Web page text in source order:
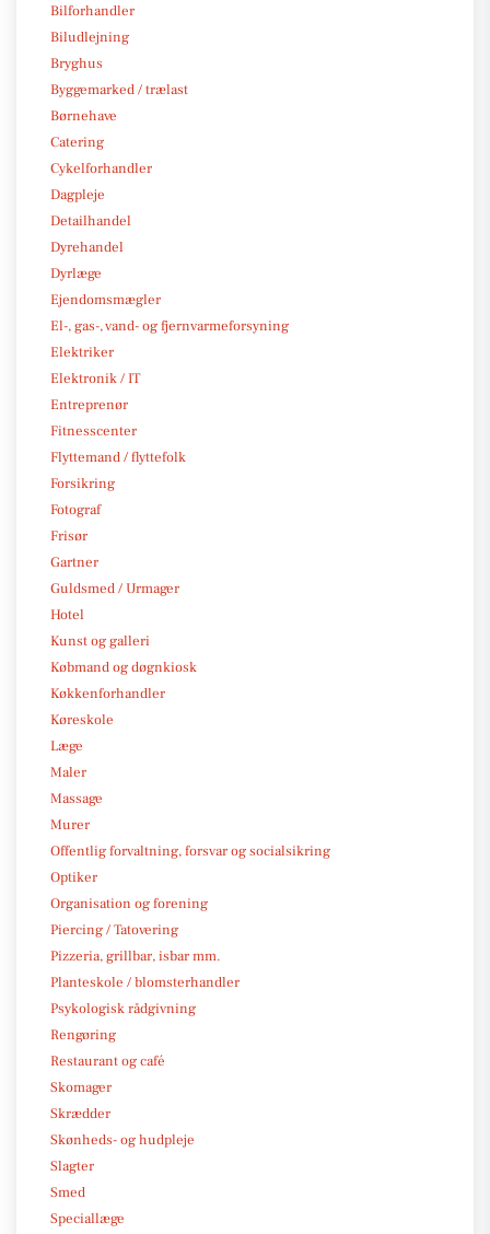
Bilforhandler
Biludlejning
Bryghus
Byggemarked / trælast
Børnehave
Catering
Cykelforhandler
Dagpleje
Detailhandel
Dyrehandel
Dyrlæge
Ejendomsmægler
El-, gas-, vand- og fjernvarmeforsyning
Elektriker
Elektronik / IT
Entreprenør
Fitnesscenter
Flyttemand / flyttefolk
Forsikring
Fotograf
Frisør
Gartner
Guldsmed / Urmager
Hotel
Kunst og galleri
Købmand og døgnkiosk
Køkkenforhandler
Køreskole
Læge
Maler
Massage
Murer
Offentlig forvaltning, forsvar og socialsikring
Optiker
Organisation og forening
Piercing / Tatovering
Pizzeria, grillbar, isbar mm.
Planteskole / blomsterhandler
Psykologisk rådgivning
Rengøring
Restaurant og café
Skomager
Skrædder
Skønheds- og hudpleje
Slagter
Smed
Speciallæge